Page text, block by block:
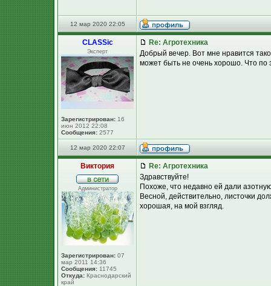
12 мар 2020 22:05
CLASSic
Эксперт
Зарегистрирован: 16
июн 2012 22:08
Сообщения: 2577
Re: Агротехника
Добрый вечер. Вот мне нравится
может быть не очень хорошо. Что по
12 мар 2020 22:07
Виктория
Администратор
Зарегистрирован: 07
мар 2011 14:36
Сообщения: 11745
Откуда: Краснодарский
край
Re: Агротехника
Здравствуйте!
Похоже, что недавно ей дали
Весной, действительно, листочки
хорошая, на мой взгляд.